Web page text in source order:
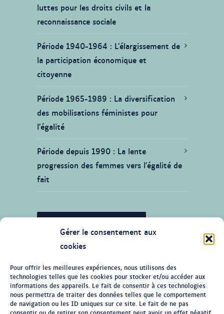
Gérer le consentement aux
cookies
Pour offrir les meilleures expériences, nous utilisons des
technologies telles que les cookies pour stocker et/ou accéder aux
informations des appareils. Le fait de consentir à ces technologies
nous permettra de traiter des données telles que le comportement
de navigation ou les ID uniques sur ce site. Le fait de ne pas
luttes pour les droits civils et la
reconnaissance sociale
Période 1940-1964
L’élargissement de
la participation économique et
citoyenne
Période 1965-1989
La diversification
des mobilisations féministes pour
l’égalité
Période depuis 1990 La lente
progression des femmes vers l’égalité de
fait
© Tous droits réservés 2026 Ligne du
temps de l'histoire des femmes au
Québec